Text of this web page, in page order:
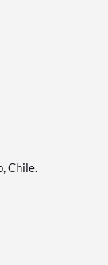
Chile.